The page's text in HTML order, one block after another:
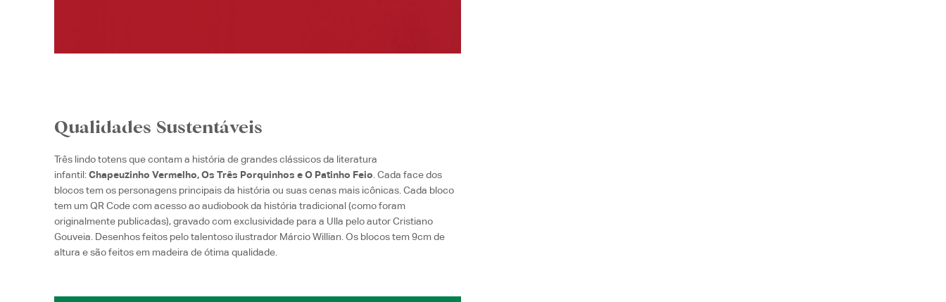
Qualidades Sustentáveis
Três lindo totens que contam a história de grandes clássicos da literatura
infantil:Chapeuzinho Vermelho, Os Três Porquinhos e O Patinho Feio . Cada face dos
blocos tem os personagens principais da história ou suas cenas mais icônicas. Cada bloco
tem um QR Code com acesso ao audiobook da história tradicional (como foram
originalmente publicadas), gravado com exclusividade para a Ulla pelo autor Cristiano
Gouveia. Desenhos feitos pelo talentoso ilustrador Márcio Willian. Os blocos tem 9cm de
altura e são feitos em madeira de ótima qualidade.